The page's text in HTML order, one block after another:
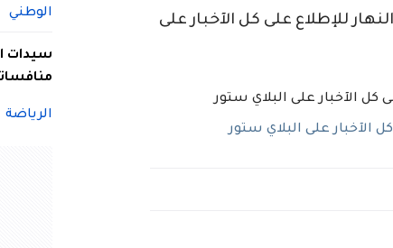
للإطلاع على كل الآخبار على
الآخبار على البلاي ستور
الوطني
سيدات
الرياضة